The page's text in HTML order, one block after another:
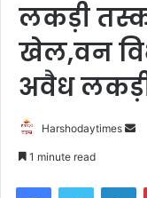
लकड़ी
खेल,वन
अवैध
Harshodaytimes
1 minute read
FacebookTwitter